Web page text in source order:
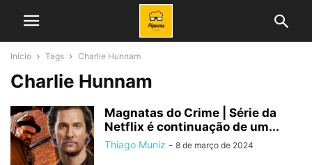
Início Tags Charlie Hunnam
Charlie Hunnam
Magnatas do Crime | Série da
Netflix é continuação de um...
Thiago Muniz - 8 de março de 2024